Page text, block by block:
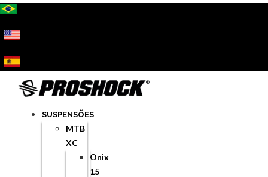
Ir
o
conteúdo
SUSPENSÕES
MTB
XC
Onix
15